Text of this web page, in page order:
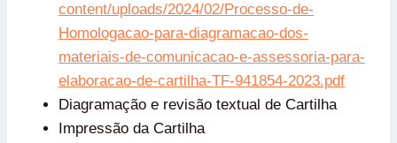
content/uploads/2024/02/Processo-de-
Homologacao-para-diagramacao-dos-
materiais-de-comunicacao-e-assessoria-para-
elaboracao-de-cartilha-TF-941854-2023.pdf
Diagramação e revisão textual de Cartilha
Impressão da Cartilha